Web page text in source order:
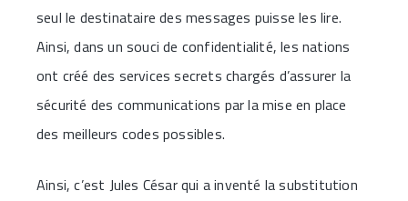
seul le destinataire des messages puisse les lire.
Ainsi, dans un souci de confidentialité, les nations
ont créé des services secrets chargés d’assurer la
sécurité des communications par la mise en place
des meilleurs codes possibles.
Ainsi, c’est Jules César qui a inventé la substitution